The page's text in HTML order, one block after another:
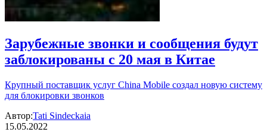
Зарубежные звонки и сообщения будут
заблокированы с 20 мая в Китае
Крупный поставщик услуг China Mobile создал новую систему
для блокировки звонков
Автор:Tati Sindeckaia
15.05.2022